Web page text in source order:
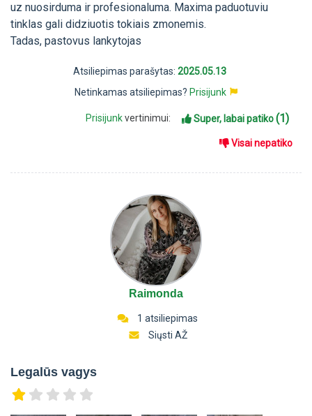
uz nuosirduma ir profesionaluma. Maxima paduotuviu
tinklas gali didziuotis tokiais zmonemis.
Tadas, pastovus lankytojas
Atsiliepimas parašytas: 2025.05.13
Netinkamas atsiliepimas? Prisijunk
Prisijunkvertinimui: Super, labai patiko(1)
Visai nepatiko
Raimonda
1 atsiliepimas
Siųsti AŽ
Legalūs vagys